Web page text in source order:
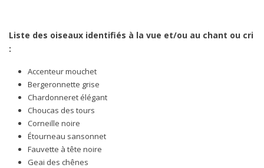
Liste des oiseaux identifiés à la vue et/ou au chant ou cri
:
Accenteur mouchet
Bergeronnette grise
Chardonneret élégant
Choucas des tours
Corneille noire
Étourneau sansonnet
Fauvette à tête noire
Geai des chênes